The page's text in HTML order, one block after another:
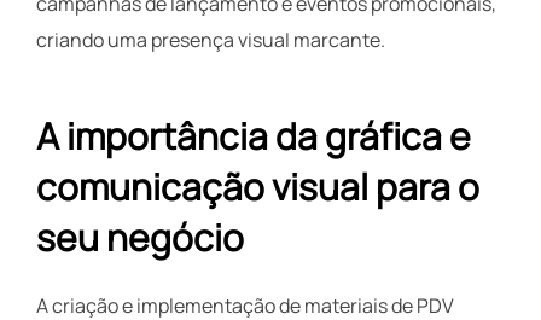
criando uma presença visual marcante.
A importância da gráfica e
comunicação visual para o
seu negócio
A criação e implementação de materiais de PDV